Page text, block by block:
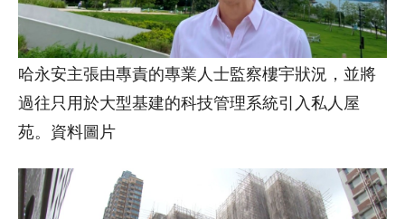
哈永安主張由專責的專業人士監察樓宇狀況，並將
過往只用於大型基建的科技管理系統引入私人屋
苑。資料圖片